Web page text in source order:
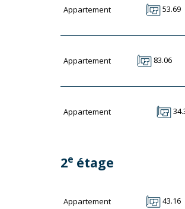
Appartement 53.69
Appartement 83.06
Appartement
2e étage
Appartement 43.16